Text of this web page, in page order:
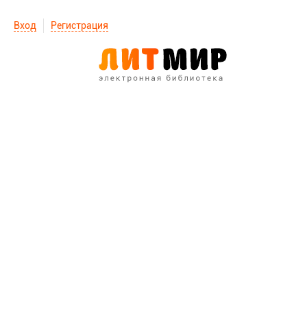
Вход Регистрация